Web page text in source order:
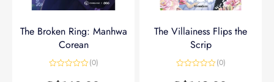
The Broken Ring: Manhwa
Corean
0
(0)
The Villainess Flips the
Scrip
0
(0)